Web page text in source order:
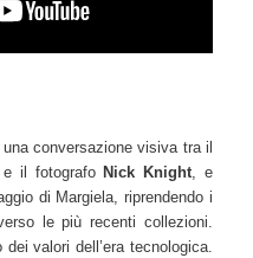
conversazione visiva tra il
e il fotografo Nick Knight, e
di Margiela, riprendendo i
le più recenti collezioni.
valori dell’era tecnologica.